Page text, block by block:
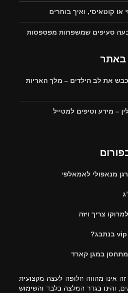
או קוטאיסי, ואיך בוחרים
סעיפים שמשפחות מפספסות
באתר
את לב הילדים – מלך האריות
– מידע וטיפים למטייל
מנאפולי לאמאלפי
צריך ויזה
מתחסן במגן קארד
אינו מהווה חלופה לעצה מקצועית
והינו בגדר המלצה בלבד והשימוש